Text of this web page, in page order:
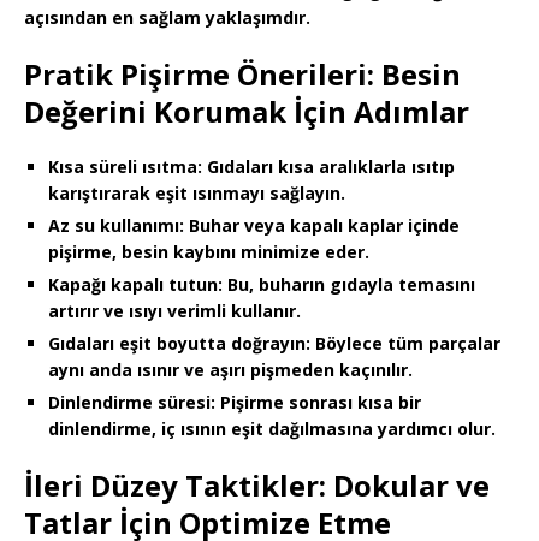
açısından en sağlam yaklaşımdır.
Pratik Pişirme Önerileri: Besin
Değerini Korumak İçin Adımlar
Kısa süreli ısıtma: Gıdaları kısa aralıklarla ısıtıp
karıştırarak eşit ısınmayı sağlayın.
Az su kullanımı: Buhar veya kapalı kaplar içinde
pişirme, besin kaybını minimize eder.
Kapağı kapalı tutun: Bu, buharın gıdayla temasını
artırır ve ısıyı verimli kullanır.
Gıdaları eşit boyutta doğrayın: Böylece tüm parçalar
aynı anda ısınır ve aşırı pişmeden kaçınılır.
Dinlendirme süresi: Pişirme sonrası kısa bir
dinlendirme, iç ısının eşit dağılmasına yardımcı olur.
İleri Düzey Taktikler: Dokular ve
Tatlar İçin Optimize Etme